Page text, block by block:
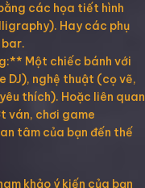
các họa tiết hình
Hay các phụ
Một chiếc bánh với
DJ), nghệ thuật (cọ vẽ,
thích). Hoặc liên quan
ván, chơi game
tâm của bạn đến thế
khảo ý kiến của bạn